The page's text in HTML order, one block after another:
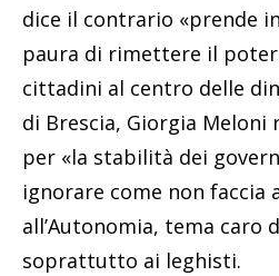
dice il contrario «prende
paura di rimettere il
cittadini al centro delle
di Brescia, Giorgia Meloni
per «la stabilità dei
ignorare come non faccia
all’Autonomia, tema caro
soprattutto ai leghisti.